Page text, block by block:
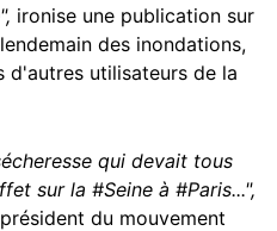
ironise une publication sur
des inondations,
d'autres utilisateurs de la
qui devait tous
sur la #Seine à #Paris...",
du mouvement